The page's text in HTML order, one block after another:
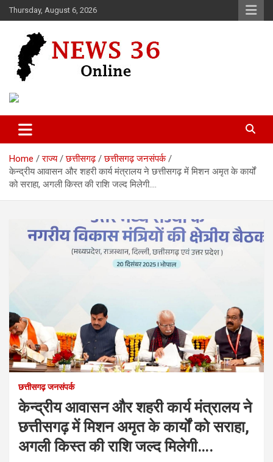
Skip
to
Thursday, August 6, 2026
News 36
Home राज्य छत्तीसगढ़
छत्तीसगढ़ जनसंपर्क
केन्द्रीय आवासन और शहरी कार्य मंत्रालय ने छत्तीसगढ़ में मिशन अमृत के कार्यों
को सराहा, अगली किस्त की राशि जल्द मिलेगी….
छत्तीसगढ़ जनसंपर्क
केन्द्रीय आवासन और शहरी कार्य मंत्रालय ने
छत्तीसगढ़ में मिशन अमृत के कार्यों को सराहा,
अगली किस्त की राशि जल्द मिलेगी….